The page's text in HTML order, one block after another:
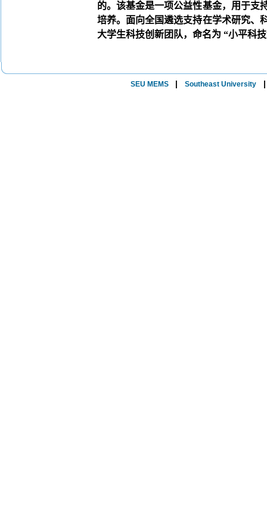
的。该基金是一项公益性基金，用于支
培养。面向全国遴选支持在学术研究、
大学生科技创新团队，命名为 “小平科
SEU MEMS | Southeast University